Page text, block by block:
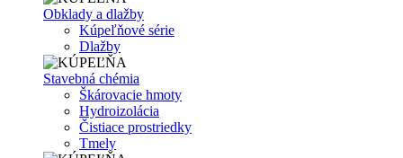
Obklady a dlažby
Kúpeľňové série
Dlažby
Stavebná chémia
Škárovacie hmoty
Hydroizolácia
Čistiace prostriedky
Tmely